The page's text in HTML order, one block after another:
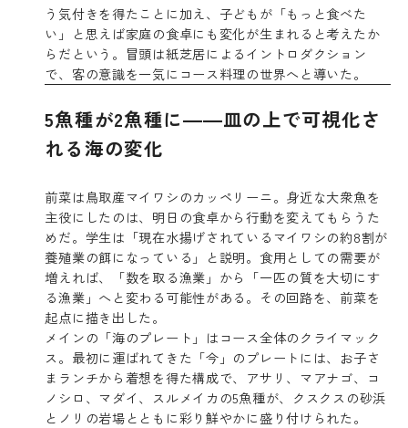
う気付きを得たことに加え、子どもが「もっと食べた
い」と思えば家庭の食卓にも変化が生まれると考えたか
らだという。冒頭は紙芝居によるイントロダクション
で、客の意識を一気にコース料理の世界へと導いた。
5魚種が2魚種に――皿の上で可視化さ
れる海の変化
前菜は鳥取産マイワシのカッペリーニ。身近な大衆魚を
主役にしたのは、明日の食卓から行動を変えてもらうた
めだ。学生は「現在水揚げされているマイワシの約8割が
養殖業の餌になっている」と説明。食用としての需要が
増えれば、「数を取る漁業」から「一匹の質を大切にす
る漁業」へと変わる可能性がある。その回路を、前菜を
起点に描き出した。
メインの「海のプレート」はコース全体のクライマック
ス。最初に運ばれてきた「今」のプレートには、お子さ
まランチから着想を得た構成で、アサリ、マアナゴ、コ
ノシロ、マダイ、スルメイカの5魚種が、クスクスの砂浜
とノリの岩場とともに彩り鮮やかに盛り付けられた。